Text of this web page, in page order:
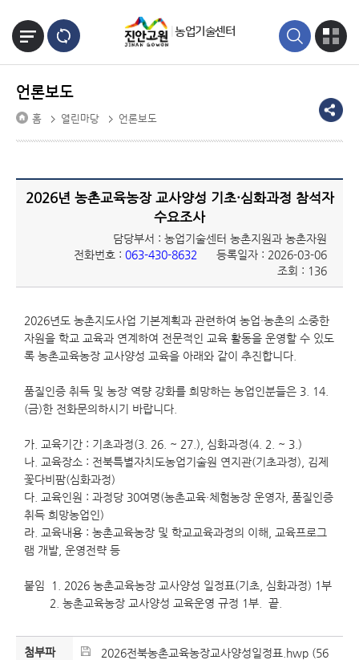
농업기술센터
언론보도
홈 열린마당 언론보도
2026년 농촌교육농장 교사양성 기초·심화과정 참석자
수요조사
담당부서 : 농업기술센터 농촌지원과 농촌자원
전화번호 : 063-430-8632
등록일자 : 2026-03-06
조회 : 136
2026년도 농촌지도사업 기본계획과 관련하여 농업·농촌의 소중한
자원을 학교 교육과 연계하여 전문적인 교육 활동을 운영할 수 있도
록 농촌교육농장 교사양성 교육을 아래와 같이 추진합니다.
품질인증 취득 및 농장 역량 강화를 희망하는 농업인분들은 3. 14.
(금)한 전화문의하시기 바랍니다.
가. 교육기간 : 기초과정(3. 26. ~ 27.), 심화과정(4. 2. ~ 3.)
나. 교육장소 : 전북특별자치도농업기술원 연지관(기초과정), 김제
꽃다비팜(심화과정)
다. 교육인원 : 과정당 30여명(농촌교육·체험농장 운영자, 품질인증
취득 희망농업인)
라. 교육내용 : 농촌교육농장 및 학교교육과정의 이해, 교육프로그
램 개발, 운영전략 등
붙임 1. 2026 농촌교육농장 교사양성 일정표(기초, 심화과정) 1부
2. 농촌교육농장 교사양성 교육운영 규정 1부. 끝.
첨부파
2026전북농촌교육농장교사양성일정표.hwp (56